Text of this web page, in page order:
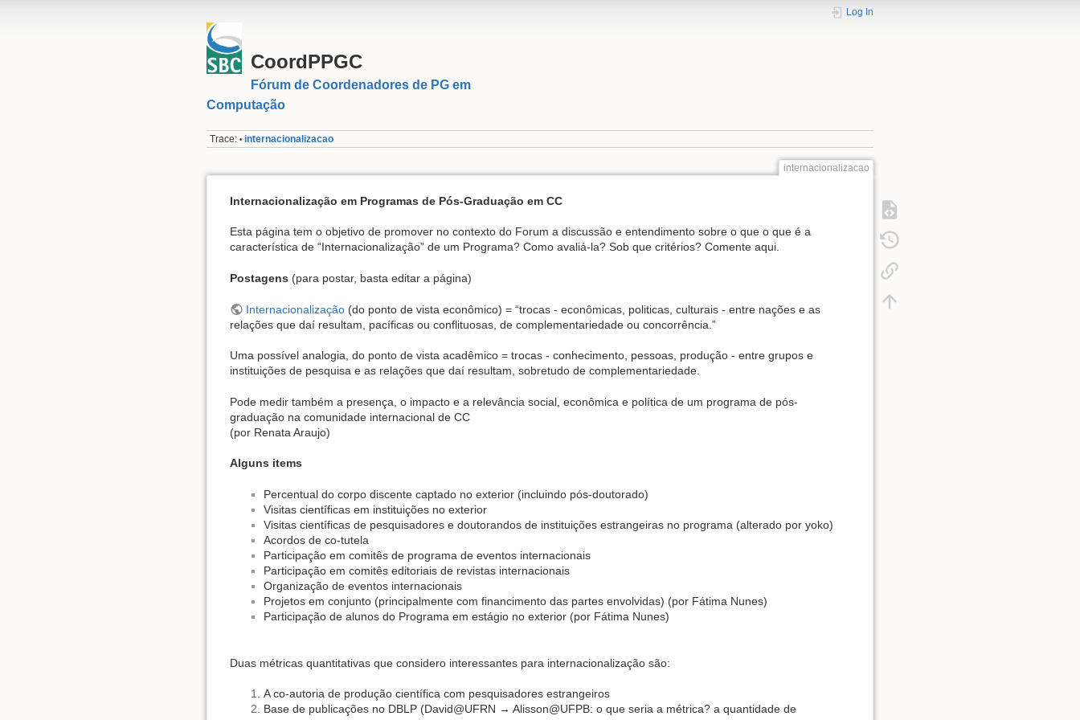
CoordPPGC
Fórum de Coordenadores de PG em
Computação
Log In
Trace: • internacionalizacao
internacionalizacao
Internacionalização em Programas de Pós-Graduação em CC
Esta página tem o objetivo de promover no contexto do Forum a discussão e entendimento sobre o que o que é a
característica de “Internacionalização” de um Programa? Como avaliá-la? Sob que critérios? Comente aqui.
Postagens (para postar, basta editar a página)
Internacionalização(do ponto de vista econômico) = “trocas - econômicas, politicas, culturais - entre nações e as
relações que daí resultam, pacíficas ou conflituosas, de complementariedade ou concorrência.”
Uma possível analogia, do ponto de vista acadêmico = trocas - conhecimento, pessoas, produção - entre grupos e
instituições de pesquisa e as relações que daí resultam, sobretudo de complementariedade.
Pode medir também a presença, o impacto e a relevância social, econômica e política de um programa de pós-
graduação na comunidade internacional de CC
(por Renata Araujo)
Alguns items
Percentual do corpo discente captado no exterior (incluindo pós-doutorado)
Visitas científicas em instituições no exterior
Visitas científicas de pesquisadores e doutorandos de instituições estrangeiras no programa (alterado por yoko)
Acordos de co-tutela
Participação em comitês de programa de eventos internacionais
Participação em comitês editoriais de revistas internacionais
Organização de eventos internacionais
Projetos em conjunto (principalmente com financimento das partes envolvidas) (por Fátima Nunes)
Participação de alunos do Programa em estágio no exterior (por Fátima Nunes)
Duas métricas quantitativas que considero interessantes para internacionalização são:
A co-autoria de produção científica com pesquisadores estrangeiros
Base de publicações no DBLP (David@UFRN → Alisson@UFPB: o que seria a métrica? a quantidade de